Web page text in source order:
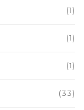
(1)
(1)
(1)
(33)